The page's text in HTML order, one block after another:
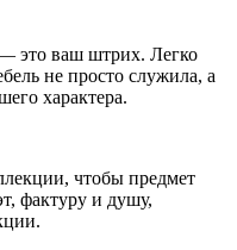
это ваш штрих. Легко
не просто служила, а
характера.
чтобы предмет
фактуру и душу,